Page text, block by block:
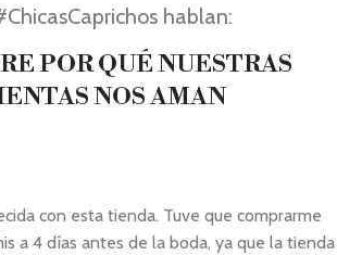
hablan:
POR QUÉ NUESTRAS
NOS AMAN
con esta tienda. Tuve que comprarme
a 4 días antes de la boda, ya que la tienda